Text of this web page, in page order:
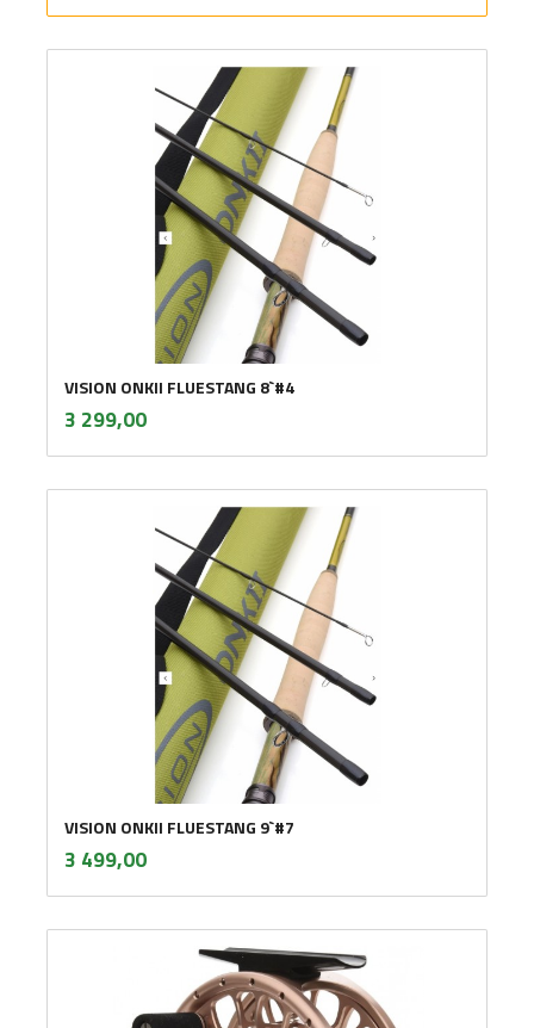
VISION ONKII FLUESTANG 8`#4
Pris
3 299,00mva.
VISION ONKII FLUESTANG 9`#7
Pris
3 499,00mva.